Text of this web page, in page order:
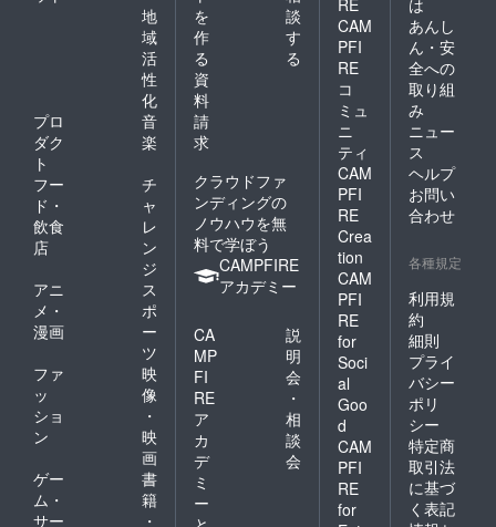
地
域
活
性
化
プロ
ダク
ト
音
楽
フー
ド・
飲食
店
チ
ャ
レ
ン
ジ
アニ
メ・
漫画
ス
ポ
ー
ツ
ファ
ッ
ショ
ン
映
像
・
映
画
ゲー
ム・
サー
書
籍
・
を
作
る
談
す
る
資
料
請
求
クラウドファ
ンディングの
ノウハウを無
料で学ぼう
CAMPFIRE
アカデミー
CA
MP
FI
RE
ア
カ
デ
ミ
ー
説
明
会
・
相
談
会
CAM
PFI
RE
コ
ミュ
ニ
ティ
CAM
PFI
RE
Crea
tion
CAM
PFI
RE
for
Soci
al
Goo
d
CAM
PFI
RE
for
あんし
ん・安
全への
取り組
み
ニュー
ス
ヘルプ
お問い
合わせ
各種規定
利用規
約
細則
プライ
バシー
ポリ
シー
特定商
取引法
に基づ
く表記